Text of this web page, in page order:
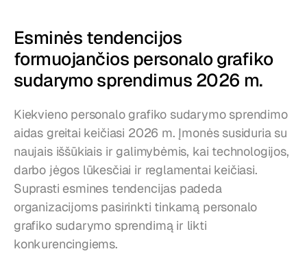
Esminės tendencijos
formuojančios personalo grafiko
sudarymo sprendimus 2026 m.
Kiekvieno personalo grafiko sudarymo sprendimo
aidas greitai keičiasi 2026 m. Įmonės susiduria su
naujais iššūkiais ir galimybėmis, kai technologijos,
darbo jėgos lūkesčiai ir reglamentai keičiasi.
Suprasti esmines tendencijas padeda
organizacijoms pasirinkti tinkamą personalo
grafiko sudarymo sprendimą ir likti
konkurencingiems.